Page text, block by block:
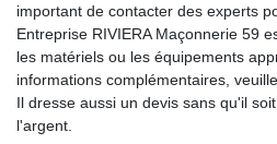
important de contacter des experts
Entreprise RIVIERA Maçonnerie 59
les matériels ou les équipements
informations complémentaires,
Il dresse aussi un devis sans qu'il
l'argent.